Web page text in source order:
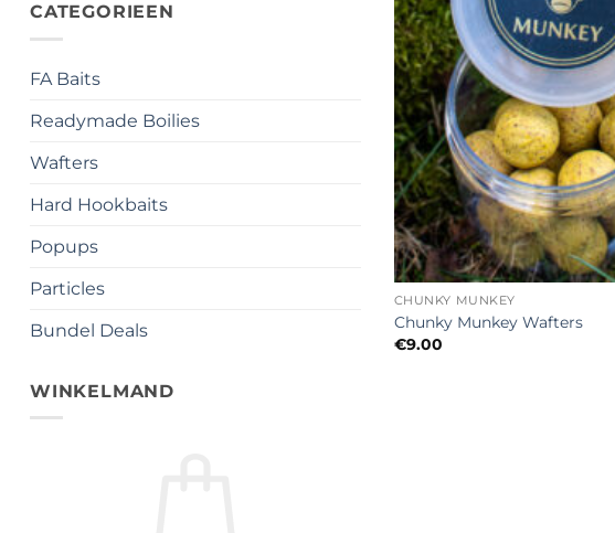
CATEGORIEEN
FA Baits
Readymade Boilies
Wafters
Hard Hookbaits
Popups
Particles
Bundel Deals
WINKELMAND
+
CHUNKY MUNKEY
Chunky Munkey Wafters
€9.00